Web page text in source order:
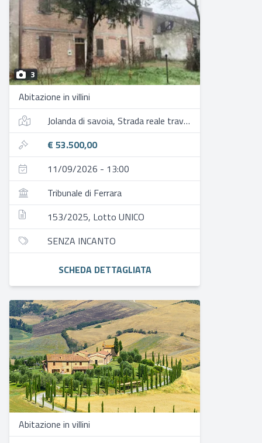
3
Abitazione in villini
Jolanda di savoia, Strada reale traversa 6
€ 53.500,00
11/09/2026 - 13:00
Tribunale di Ferrara
153/2025, Lotto UNICO
SENZA INCANTO
SCHEDA DETTAGLIATA
Abitazione in villini